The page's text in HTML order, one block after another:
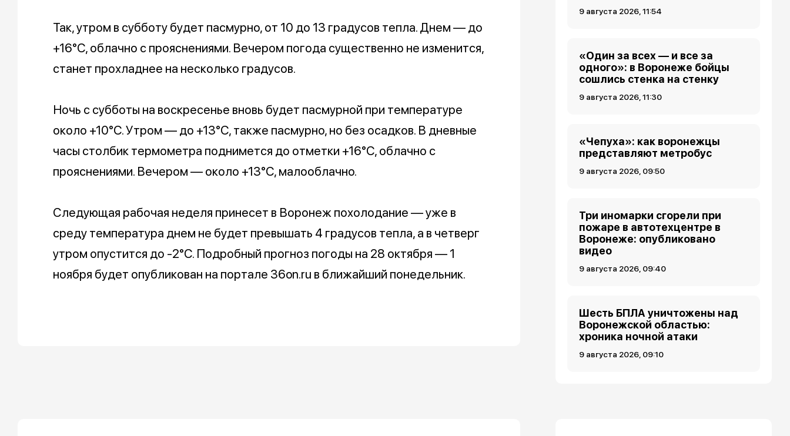
Так, утром в субботу будет пасмурно, от 10 до 13 градусов тепла. Днем — до
+16°C, облачно с прояснениями. Вечером погода существенно не изменится,
станет прохладнее на несколько градусов.
Ночь с субботы на воскресенье вновь будет пасмурной при температуре
около +10°C. Утром — до +13°C, также пасмурно, но без осадков. В дневные
часы столбик термометра поднимется до отметки +16°C, облачно с
прояснениями. Вечером — около +13°C, малооблачно.
Следующая рабочая неделя принесет в Воронеж похолодание — уже в
среду температура днем не будет превышать 4 градусов тепла, а в четверг
утром опустится до -2°C. Подробный прогноз погоды на 28 октября — 1
ноября будет опубликован на портале 36on.ru в ближайший понедельник.
9 августа 2026, 11:54
«Один за всех — и все за
одного»: в Воронеже бойцы
сошлись стенка на стенку
9 августа 2026, 11:30
«Чепуха»: как воронежцы
представляют метробус
9 августа 2026, 09:50
Три иномарки сгорели при
пожаре в автотехцентре в
Воронеже: опубликовано
видео
9 августа 2026, 09:40
Шесть БПЛА уничтожены над
Воронежской областью:
хроника ночной атаки
9 августа 2026, 09:10